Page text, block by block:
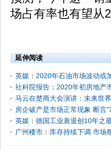
场占有率也有望从
延伸阅读
英媒：2020年石油市场波动或
社科院报告：2020年初房地产
马云在楚商大会演讲：未来世
房企破产是市场正常现象 断言
英媒：德国工业衰退创10年之
广州楼市：库存持续下调 市场